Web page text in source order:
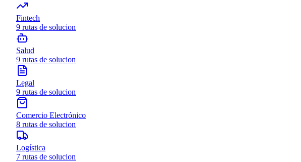
Fintech
9 rutas de solucion
Salud
9 rutas de solucion
Legal
9 rutas de solucion
Comercio Electrónico
8 rutas de solucion
Logística
7 rutas de solucion